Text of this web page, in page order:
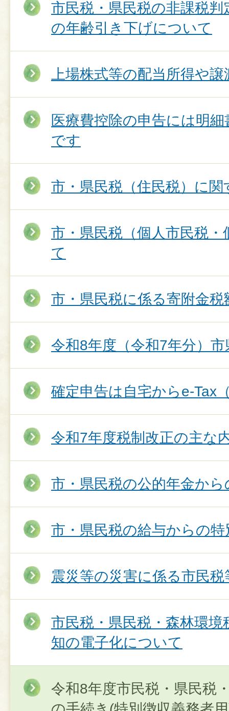
市民税・県民税の非課税
の年齢引き下げについて
上場株式等の配当所得や
医療費控除の申告には明
です
市・県民税（住民税）に関
市・県民税（個人市民税
て
市・県民税に係る寄附金税
令和8年度（令和7年分）
確定申告は自宅からe‐Tax
令和7年度税制改正の主な
市・県民税の公的年金か
市・県民税の給与からの
震災等の災害に係る市民
市民税・県民税・森林環
知の電子化について
令和8年度市民税・県民税